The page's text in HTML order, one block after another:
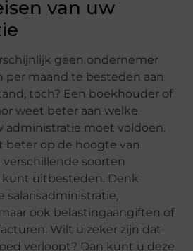
van uw
geen ondernemer
per maand te besteden aan
toch? Een boekhouder of
weet beter aan welke
administratie moet voldoen.
beter op de hoogte van
verschillende soorten
uitbesteden. Denk
salarisadministratie,
ook belastingaangiften of
Wilt u zeker zijn dat
verloopt? Dan kunt u deze